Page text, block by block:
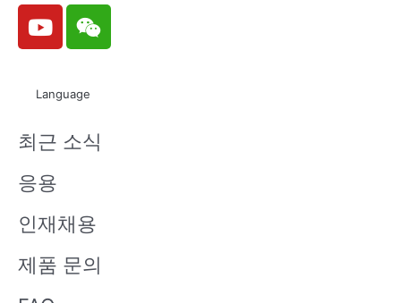
Y
o
u
e
W
e
i
n
Language
최근 소식
응용
인재채용
제품 문의